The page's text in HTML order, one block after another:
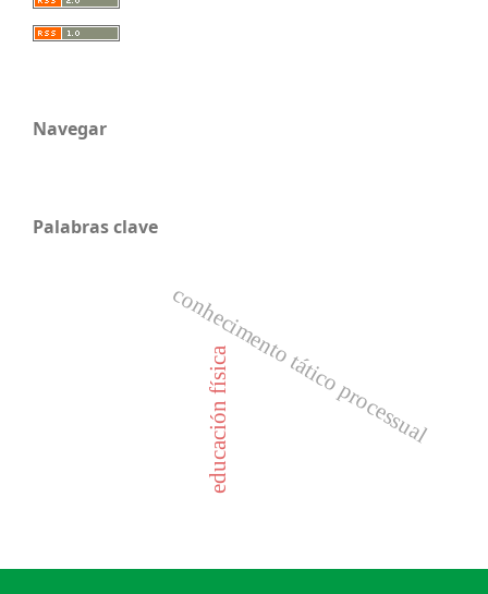
Navegar
Palabras clave
educación física
conhecimento tático processual